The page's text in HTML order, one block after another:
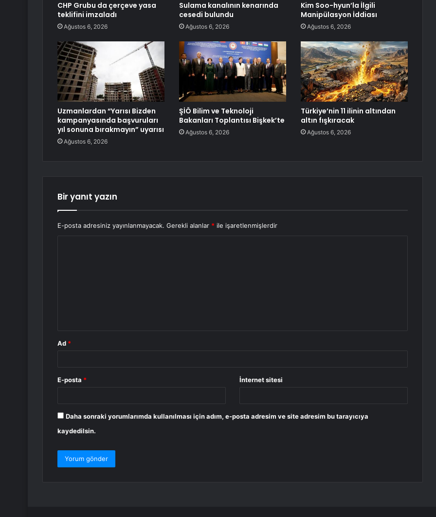
CHP Grubu da çerçeve yasa
teklifini imzaladı
Ağustos 6, 2026
Sulama kanalının kenarında
cesedi bulundu
Ağustos 6, 2026
Kim Soo-hyun’la İlgili
Manipülasyon İddiası
Ağustos 6, 2026
Uzmanlardan “Yarısı Bizden
kampanyasında başvuruları
yıl sonuna bırakmayın” uyarısı
Ağustos 6, 2026
ŞİÖ Bilim ve Teknoloji
Bakanları Toplantısı Bişkek’te
Ağustos 6, 2026
Türkiye’nin 11 ilinin altından
altın fışkıracak
Ağustos 6, 2026
Bir yanıt yazın
E-posta adresiniz yayınlanmayacak. Gerekli alanlar * ile işaretlenmişlerdir
Ad *
E-posta * İnternet sitesi
Daha sonraki yorumlarımda kullanılması için adım, e-posta adresim ve site adresim bu tarayıcıya
kaydedilsin.